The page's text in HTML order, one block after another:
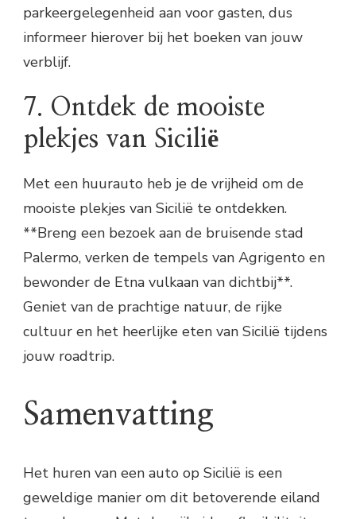
parkeergelegenheid aan voor gasten, dus
informeer hierover bij het boeken van jouw
verblijf.
7. Ontdek de mooiste
plekjes van Sicilië
Met een huurauto heb je de vrijheid om de
mooiste plekjes van Sicilië te ontdekken.
**Breng een bezoek aan de bruisende stad
Palermo, verken de tempels van Agrigento en
bewonder de Etna vulkaan van dichtbij**.
Geniet van de prachtige natuur, de rijke
cultuur en het heerlijke eten van Sicilië tijdens
jouw roadtrip.
Samenvatting
Het huren van een auto op Sicilië is een
geweldige manier om dit betoverende eiland